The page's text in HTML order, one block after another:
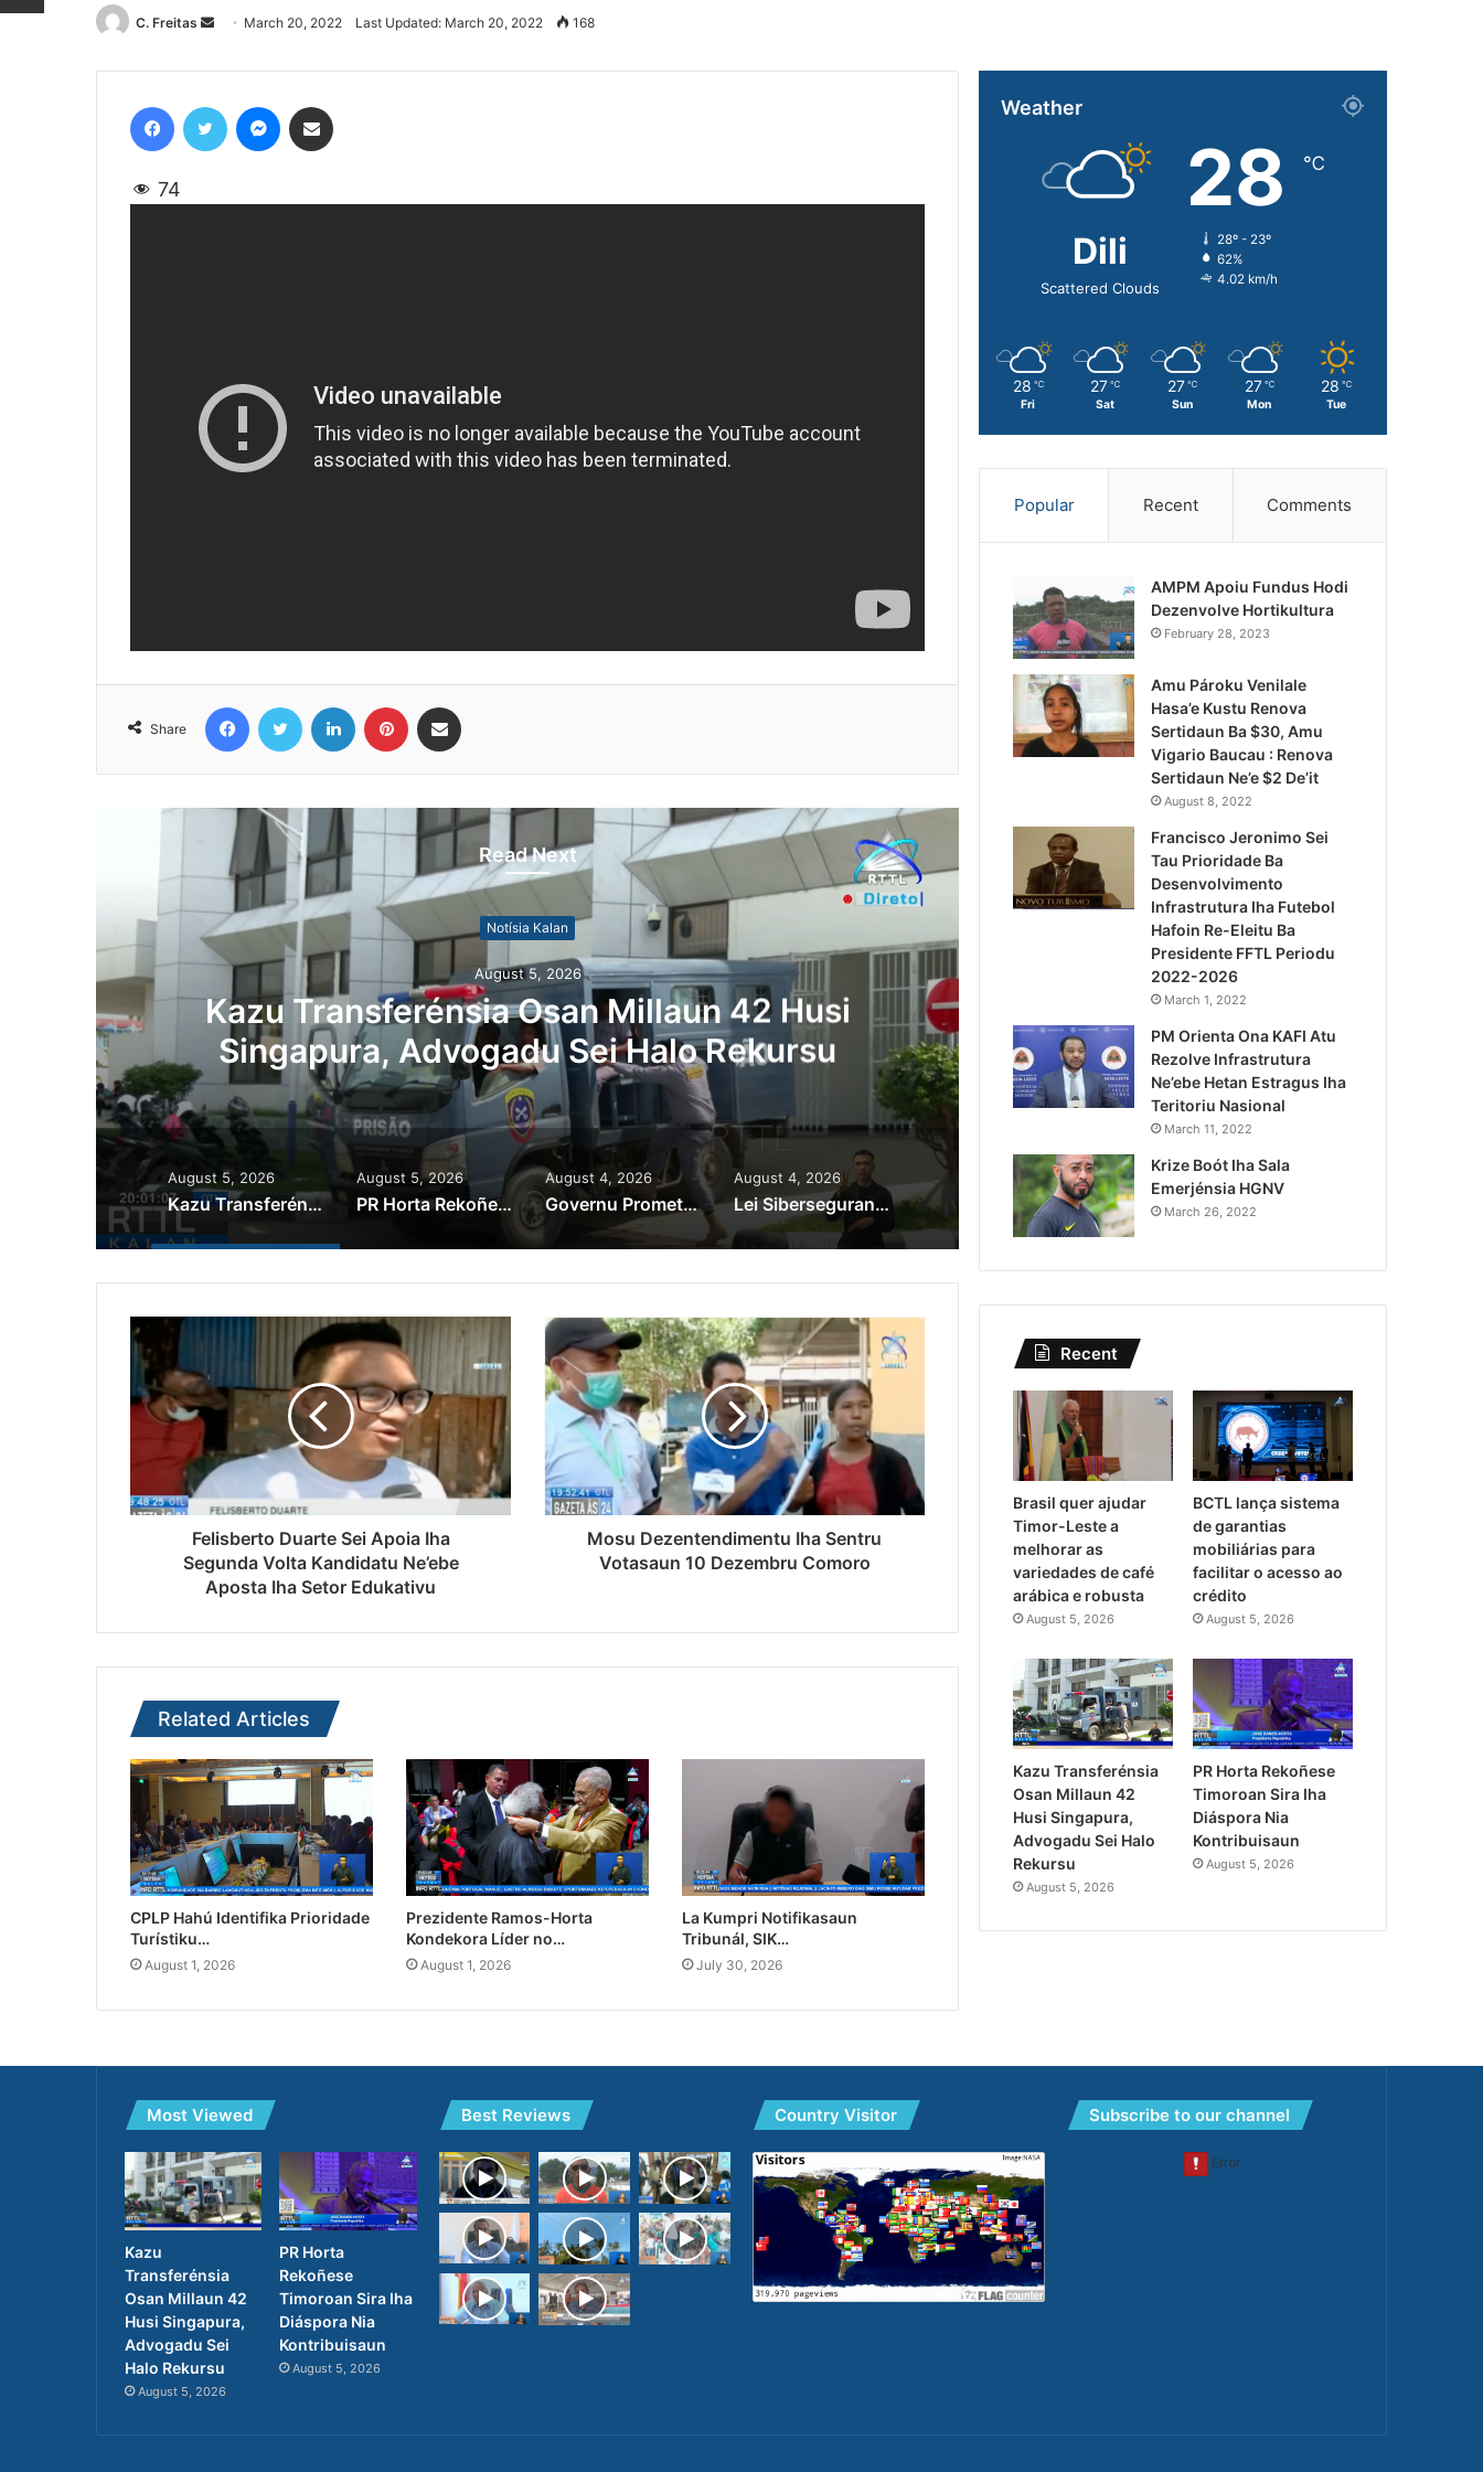
C. Freitas
Send
email
March 20, 2022 Last Updated: March 20, 2022 168
74
Share
Read Next
Notísia Kalan
August 5, 2026
Kazu Transferénsia Osan Millaun 42 Husi
Singapura, Advogadu Sei Halo Rekursu
PR Horta Rekoñese
Nia
August 5, 2026
Kazu Transferénsia Osan Millaun 42 Husi Singapura, Advogadu Sei Halo Rekursu
August 5, 2026
PR Horta Rekoñese Timoroan Sira Iha Diáspora Nia Kontribuisaun
August 4, 2026
Governu Promete Tau Prioridade ba Setór Minerais no Setór Produtivu
August 4, 2026
Lei Siberseguransa Ajuda Autoridade Polisiál Kaptura Autór Kriminozu ho Paradeiru Iha Estranjeiru
Felisberto Duarte Sei Apoia Iha
Segunda Volta Kandidatu Ne’ebe
Aposta Iha Setor Edukativu
Mosu Dezentendimentu Iha Sentru
Votasaun 10 Dezembru Comoro
Related Articles
CPLP Hahú Identifika Prioridade
Turístiku…
August 1, 2026
Prezidente Ramos-Horta
Kondekora Líder no…
August 1, 2026
La Kumpri Notifikasaun
Tribunál, SIK…
July 30, 2026
Weather
Dili
Scattered Clouds
28 ℃
28º - 23º
62%
4.02 km/h
28 ℃
Fri
27 ℃
Sat
27 ℃
Sun
27 ℃
Mon
28 ℃
Tue
Popular Recent Comments
AMPM Apoiu Fundus Hodi
Dezenvolve Hortikultura
February 28, 2023
Amu Pároku Venilale
Hasa’e Kustu Renova
Sertidaun Ba $30, Amu
Vigario Baucau : Renova
Sertidaun Ne’e $2 De’it
August 8, 2022
Francisco Jeronimo Sei
Tau Prioridade Ba
Desenvolvimento
Infrastrutura Iha Futebol
Hafoin Re-Eleitu Ba
Presidente FFTL Periodu
2022-2026
March 1, 2022
PM Orienta Ona KAFI Atu
Rezolve Infrastrutura
Ne’ebe Hetan Estragus Iha
Teritoriu Nasional
March 11, 2022
Krize Boót Iha Sala
Emerjénsia HGNV
March 26, 2022
Recent
Brasil quer ajudar
Timor-Leste a
melhorar as
variedades de café
arábica e robusta
August 5, 2026
BCTL lança sistema
de garantias
mobiliárias para
facilitar o acesso ao
crédito
August 5, 2026
Kazu Transferénsia
Osan Millaun 42
Husi Singapura,
Advogadu Sei Halo
Rekursu
August 5, 2026
PR Horta Rekoñese
Timoroan Sira Iha
Diáspora Nia
Kontribuisaun
August 5, 2026
Most Viewed
Kazu
Transferénsia
Osan Millaun 42
Husi Singapura,
Advogadu Sei
Halo Rekursu
August 5, 2026
PR Horta
Rekoñese
Timoroan Sira Iha
Diáspora Nia
Kontribuisaun
August 5, 2026
Best Reviews Country Visitor Subscribe to our channel